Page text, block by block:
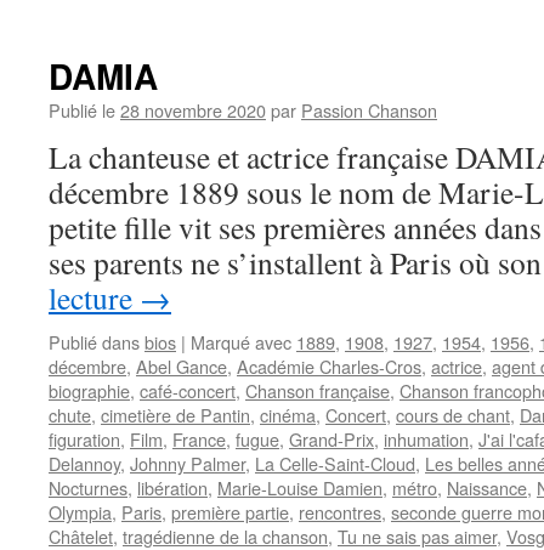
DAMIA
Publié le28 novembre 2020par Passion Chanson
La chanteuse et actrice française
décembre 1889 sous le nom de Marie-
petite fille vit ses premières années
ses parents ne s’installent à Paris où
lecture →
Publié dansbios | Marqué avec 1889, 1908, 1927, 1954, 1956,
décembre, Abel Gance, Académie Charles-Cros, actrice, agent
biographie, café-concert, Chanson française, Chanson
chute, cimetière de Pantin, cinéma, Concert, cours de chant,
figuration, Film, France, fugue, Grand-Prix, inhumation, J'ai
Delannoy, Johnny Palmer, La Celle-Saint-Cloud, Les belles
Nocturnes, libération, Marie-Louise Damien, métro, Naissance,
Olympia, Paris, première partie, rencontres, seconde guerre
Châtelet, tragédienne de la chanson, Tu ne sais pas aimer,